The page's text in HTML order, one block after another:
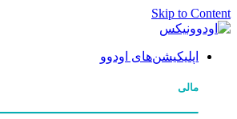
Skip to Content
اپلیکیشن‌های اودوو
مالی